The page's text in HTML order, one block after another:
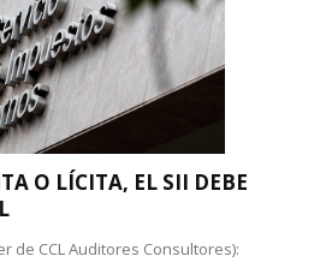
O LÍCITA, EL SII DEBE
de CCL Auditores Consultores):